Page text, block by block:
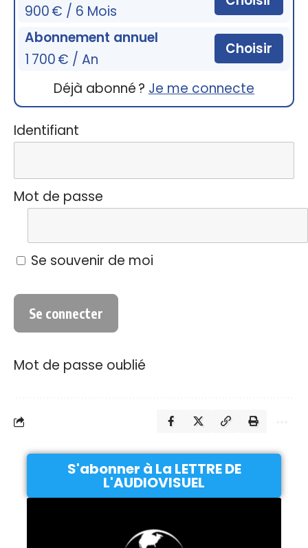
900 € / 6 Mois
Abonnement annuel
1 700 € / An
Choisir
Déjà abonné ? Je me connecte
Identifiant
Mot de passe
Se souvenir de moi
Mot de passe oublié
S'abonner à La LETTRE DE
L'AUDIOVISUEL